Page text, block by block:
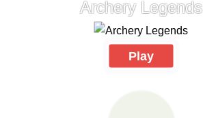
Archery Legends
Play